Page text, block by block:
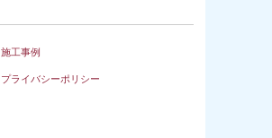
施工事例
プライバシーポリシー